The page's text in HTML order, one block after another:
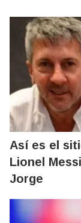
Así es el
Lionel
Jorge